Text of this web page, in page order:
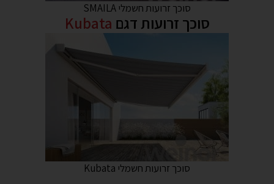
סוכך זרועות חשמלי SMAILA
סוכך זרועות דגם
סוכך זרועות חשמלי Kubata